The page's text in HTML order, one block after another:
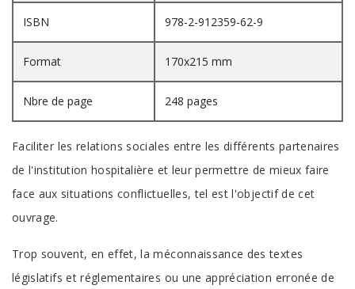
ISBN 978-2-912359-62-9
Format 170x215 mm
Nbre de page 248 pages
Faciliter les relations sociales entre les différents partenaires
de l'institution hospitalière et leur permettre de mieux faire
face aux situations conflictuelles, tel est l'objectif de cet
ouvrage.
Trop souvent, en effet, la méconnaissance des textes
législatifs et réglementaires ou une appréciation erronée de